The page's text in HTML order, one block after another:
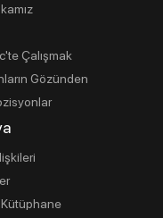
Çalışmak
Gözünden